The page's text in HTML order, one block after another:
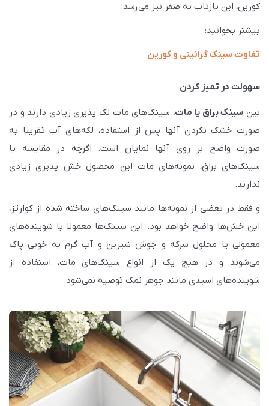
کورین، این بازتاب به صفر نیز می‌رسد.
بیشتر بخوانید:
تفاوت سینک گرانیتی و کورین
سهولت در تمیز کردن
بین سینک براق یا مات، سینک‌های مات لک پذیری زیادی دارند و در
صورت خشک نکردن آنها پس از استفاده، لکه‌های آب تقریبا به
صورت واضح بر روی آنها نمایان است. اگرچه در مقایسه با
سینک‌های براق، نمونه‌های مات این محصول خش پذیری زیادی
ندارند.
و فقط در بعضی از نمونه‌ها مانند سینک‌های ساخته شده از کوارتز،
این خش‌ها واضح خواهد بود. این سینک‌ها معمولا با شوینده‌های
معمولی یا محلول سرکه و جوش شیرین و آب گرم به خوبی پاک
می‌شوند و در هیچ یک از انواع سینک‌های مات، استفاده از
شوینده‌های اسیدی مانند جوهر نمک توصیه نمی‌شود.